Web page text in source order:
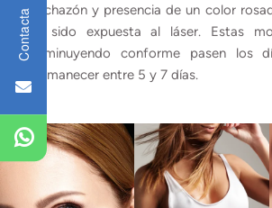
hinchazón y presencia de un color
ha sido expuesta al láser. Estas
disminuyendo conforme pasen los
permanecer entre 5 y 7 días.
Contacta